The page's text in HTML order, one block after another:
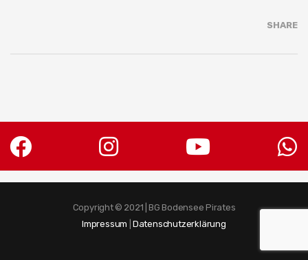
SHARE
Copyright © 2021 | BG Bodensee Pirates
Impressum Datenschutzerklärung